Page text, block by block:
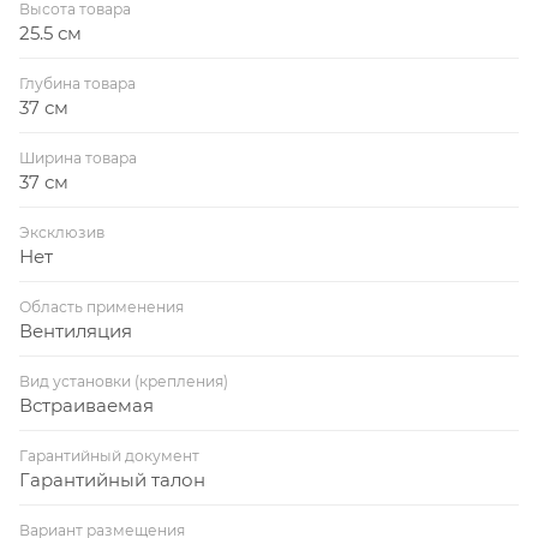
Высота товара
25.5 см
Глубина товара
37 см
Ширина товара
37 см
Эксклюзив
Нет
Область применения
Вентиляция
Вид установки (крепления)
Встраиваемая
Гарантийный документ
Гарантийный талон
Вариант размещения